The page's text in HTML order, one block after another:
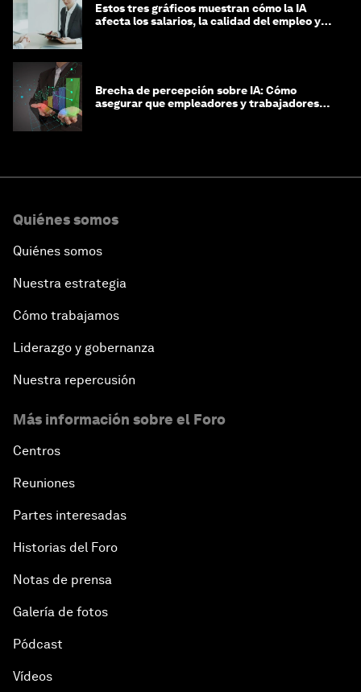
Estos tres gráficos muestran cómo la IA
afecta los salarios, la calidad del empleo y
Brecha de percepción sobre IA: Cómo
asegurar que empleadores y trabajadores
Quiénes somos
Quiénes somos
Nuestra estrategia
Cómo trabajamos
Liderazgo y gobernanza
Nuestra repercusión
Más información sobre el Foro
Centros
Reuniones
Partes interesadas
Historias del Foro
Notas de prensa
Galería de fotos
Pódcast
Vídeos